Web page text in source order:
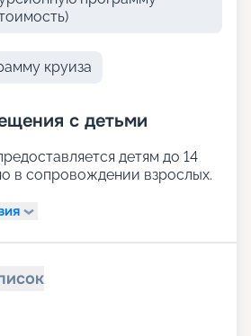
круиза
с детьми
детям до 14
в сопровождении взрослых.